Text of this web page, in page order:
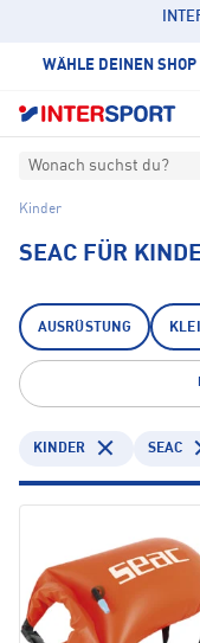
WÄHLE DEINEN SHOP
Wonach suchst du?
Kinder
SEAC FÜR
AUSRÜSTUNG
KINDER SEAC